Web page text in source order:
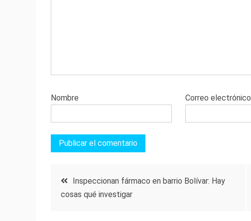
Nombre Correo electrónico
Navegación
Inspeccionan fármaco en barrio Bolívar: Hay
cosas qué investigar